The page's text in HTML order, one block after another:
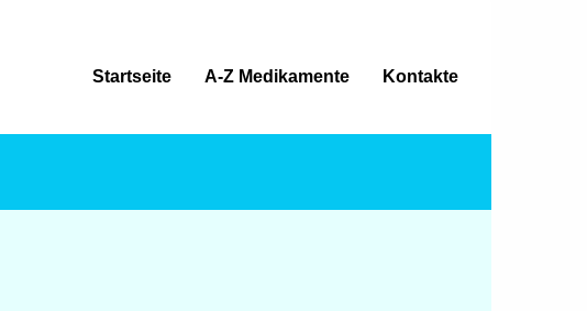
Startseite A-Z Medikamente Kontakte